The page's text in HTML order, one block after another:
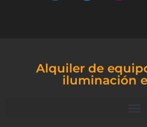
Alquiler de
iluminación